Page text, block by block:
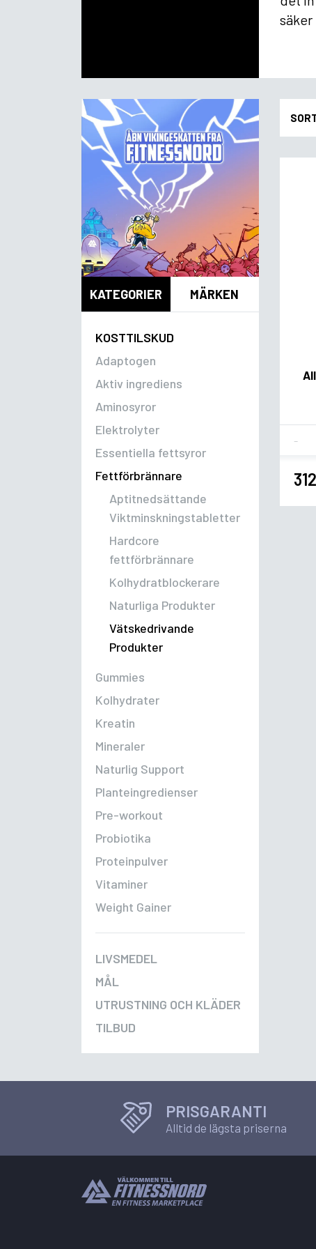
KATEGORIER MÄRKEN
KOSTTILSKUD
Adaptogen
Aktiv ingrediens
Aminosyror
Elektrolyter
Essentiella fettsyror
Fettförbrännare
Aptitnedsättande
Viktminskningstabletter
Hardcore
fettförbrännare
Kolhydratblockerare
Naturliga Produkter
Vätskedrivande
Produkter
Gummies
Kolhydrater
Kreatin
Mineraler
Naturlig Support
Planteingredienser
Pre-workout
Probiotika
Proteinpulver
Vitaminer
Weight Gainer
LIVSMEDEL
MÅL
UTRUSTNING OCH KLÄDER
TILBUD
PRISGARANTI
Alltid de lägsta priserna